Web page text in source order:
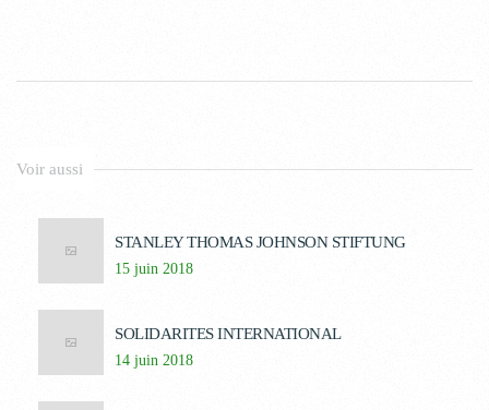
Voir aussi
STANLEY THOMAS JOHNSON STIFTUNG
15 juin 2018
SOLIDARITES INTERNATIONAL
14 juin 2018